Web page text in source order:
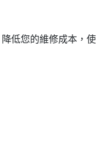
低您的維修成本，